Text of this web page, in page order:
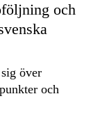
och
över
och